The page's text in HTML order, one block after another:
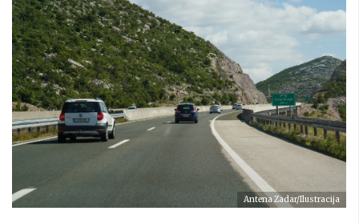
Antena Zadar/Ilustracija